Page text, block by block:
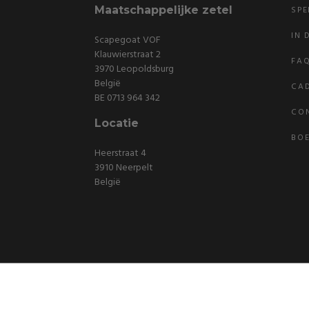
Maatschappelijke zetel
Scapegoat VOF
Klauwierstraat 2
3970 Leopoldsburg
België
BE 0713 964 342
Locatie
Heerstraat 4
3910 Neerpelt
België
IN